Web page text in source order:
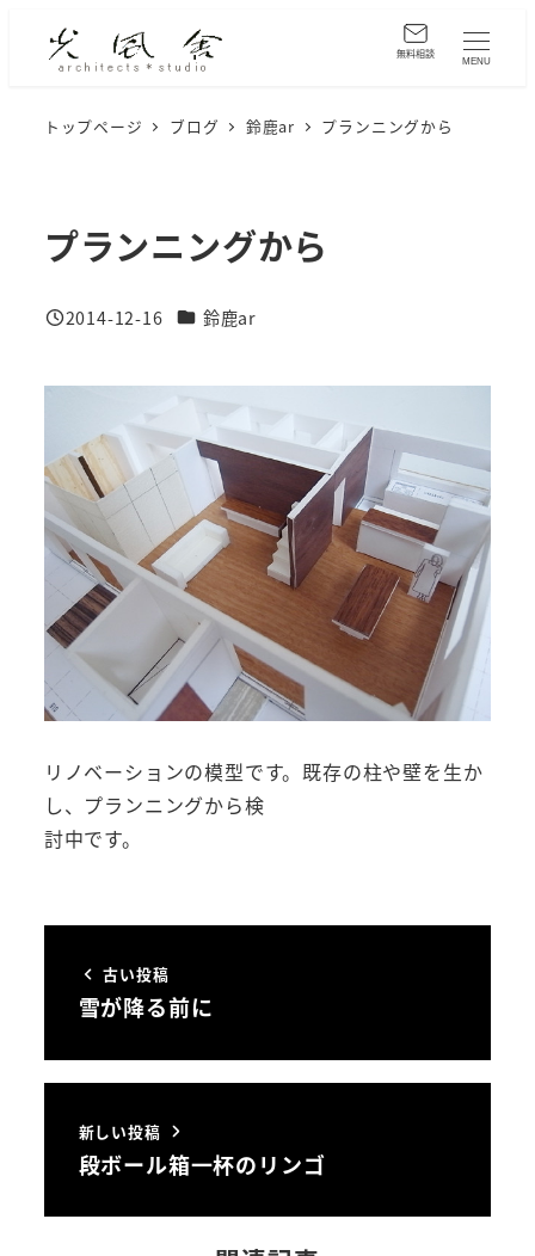
MENU
トップページ ブログ 鈴鹿ar プランニングから
プランニングから
投稿日
2014-12-16 カテゴリー
鈴鹿ar
リノベーションの模型です。既存の柱や壁を生か
し、プランニングから検
討中です。
古い投稿
雪が降る前に
新しい投稿
段ボール箱一杯のリンゴ
無料相談